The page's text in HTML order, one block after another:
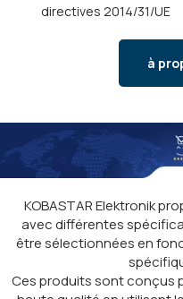
directives 2014/31/UE
à
KOBASTAR Elektronik
avec différentes
être sélectionnées en
Ces produits sont conçus